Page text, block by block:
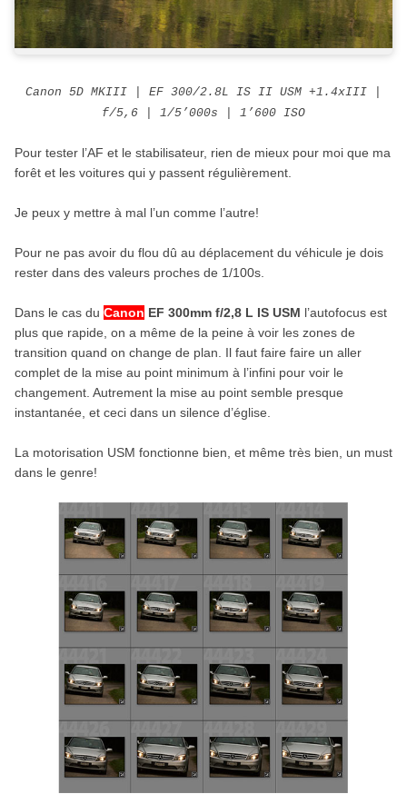
Canon 5D MKIII | EF 300/2.8L IS II USM +1.4xIII |
f/5,6 | 1/5’000s | 1’600 ISO
Pour tester l’AF et le stabilisateur, rien de mieux pour moi que ma
forêt et les voitures qui y passent régulièrement.
Je peux y mettre à mal l’un comme l’autre!
Pour ne pas avoir du flou dû au déplacement du véhicule je dois
rester dans des valeurs proches de 1/100s.
Dans le cas du Canon EF 300mm f/2,8 L IS USM l’autofocus est
plus que rapide, on a même de la peine à voir les zones de
transition quand on change de plan. Il faut faire faire un aller
complet de la mise au point minimum à l’infini pour voir le
changement. Autrement la mise au point semble presque
instantanée, et ceci dans un silence d’église.
La motorisation USM fonctionne bien, et même très bien, un must
dans le genre!